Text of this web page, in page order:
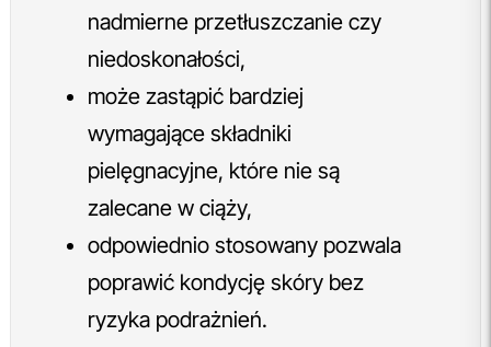
nadmierne przetłuszczanie czy
niedoskonałości,
może zastąpić bardziej
wymagające składniki
pielęgnacyjne, które nie są
zalecane w ciąży,
odpowiednio stosowany pozwala
poprawić kondycję skóry bez
ryzyka podrażnień.